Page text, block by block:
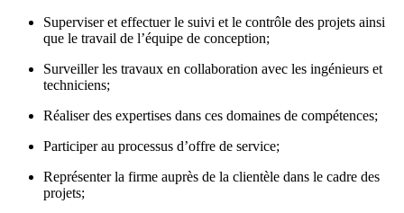
Superviser et effectuer le suivi et le contrôle des projets ainsi
que le travail de l’équipe de conception;
Surveiller les travaux en collaboration avec les ingénieurs et
techniciens;
Réaliser des expertises dans ces domaines de compétences;
Participer au processus d’offre de service;
Représenter la firme auprès de la clientèle dans le cadre des
projets;